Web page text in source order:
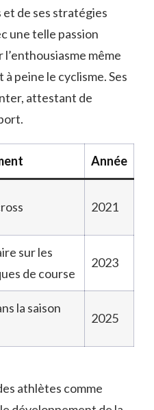
de ses stratégies
une telle passion
même
peine le cyclisme. Ses
attestant de
Année
2021
sur les
de course
2023
la saison
2025
athlètes comme